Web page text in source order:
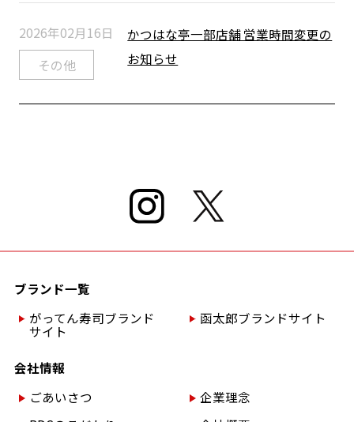
2026年02月16日
その他
かつはな亭一部店舗 営業時間変更の
お知らせ
ブランド一覧
がってん寿司ブランド
サイト
函太郎ブランドサイト
会社情報
ごあいさつ
企業理念